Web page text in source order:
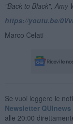
"Back to Black", Amy
https://youtu.be/
Marco Celati
Se vuoi leggere le
Newsletter
alle 20:00